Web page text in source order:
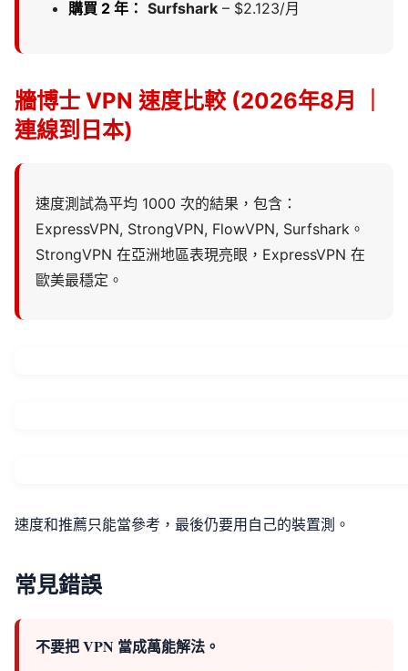
購買 2 年： Surfshark – $2.123/月
牆博士 VPN 速度比較 (2026年8月 ｜
連線到日本)
速度測試為平均 1000 次的結果，包含：
ExpressVPN, StrongVPN, FlowVPN, Surfshark。
StrongVPN 在亞洲地區表現亮眼，ExpressVPN 在
歐美最穩定。
速度和推薦只能當參考，最後仍要用自己的裝置測。
常見錯誤
不要把 VPN 當成萬能解法。